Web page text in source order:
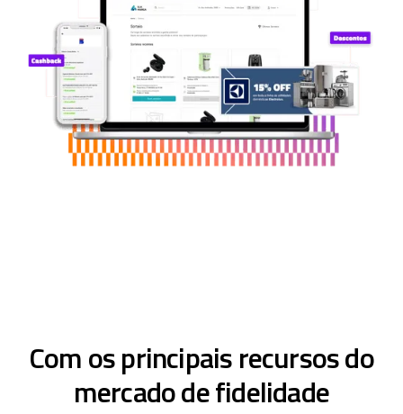
Com os principais recursos do
mercado de fidelidade